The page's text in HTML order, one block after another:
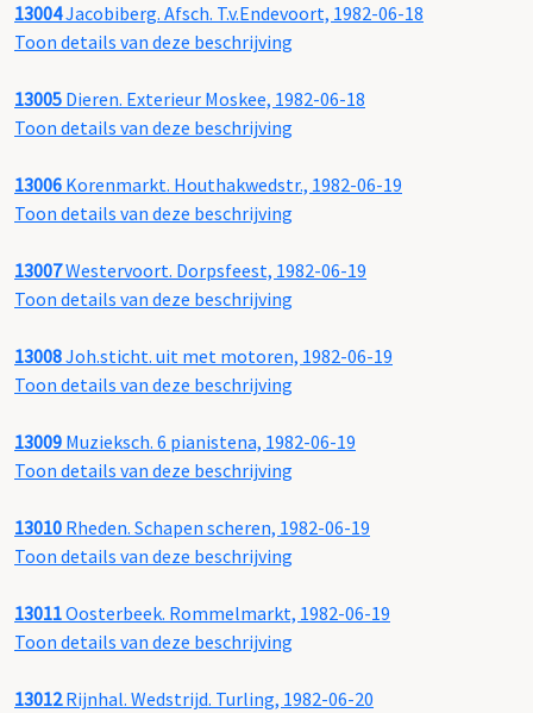
13004Jacobiberg. Afsch. T.v.Endevoort, 1982-06-18
Toon details van deze beschrijving
13005 Dieren. Exterieur Moskee, 1982-06-18
Toon details van deze beschrijving
13006 Korenmarkt. Houthakwedstr., 1982-06-19
Toon details van deze beschrijving
13007Westervoort. Dorpsfeest, 1982-06-19
Toon details van deze beschrijving
13008Joh.sticht. uit met motoren, 1982-06-19
Toon details van deze beschrijving
13009 Muzieksch. 6 pianistena, 1982-06-19
Toon details van deze beschrijving
13010 Rheden. Schapen scheren, 1982-06-19
Toon details van deze beschrijving
13011Oosterbeek. Rommelmarkt, 1982-06-19
Toon details van deze beschrijving
13012Rijnhal. Wedstrijd. Turling, 1982-06-20